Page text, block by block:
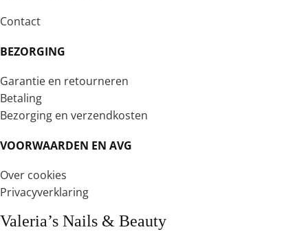
Contact
BEZORGING
Garantie en retourneren
Betaling
Bezorging en verzendkosten
VOORWAARDEN EN AVG
Over cookies
Privacyverklaring
Valeria’s Nails & Beauty